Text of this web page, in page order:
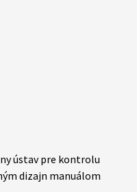
ústav pre kontrolu
dizajn manuálom